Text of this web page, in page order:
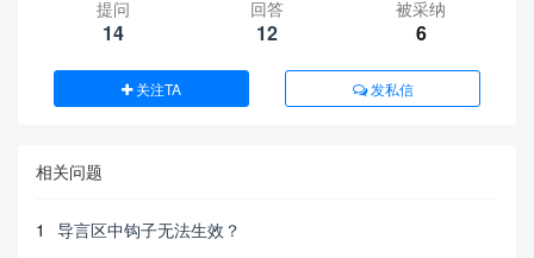
提问
14
回答
12
被采纳
6
关注TA 发私信
相关问题
1
导言区中钩子无法生效？